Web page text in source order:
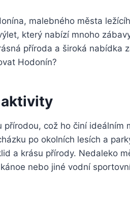
malebného města
který nabízí mnoho
příroda a široká nabídka
Hodonín?
aktivity
přírodou, což ho činí ideálním
po okolních lesích a
a krásu přírody. Nedaleko
nebo jiné vodní